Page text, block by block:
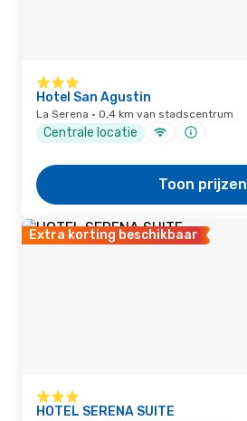
Hotel San Agustin
La Serena · 0,4 km van stadscentrum
Centrale locatie
Toon prijzen
Extra korting beschikbaar
HOTEL SERENA SUITE